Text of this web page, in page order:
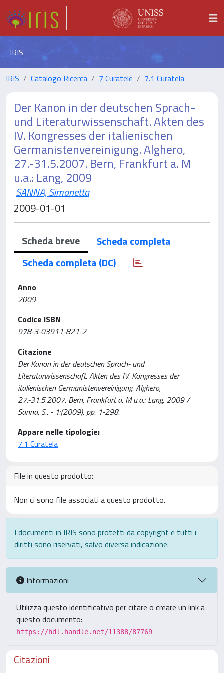
IRIS
IRIS Catalogo Ricerca 7 Curatele 7.1 Curatela
Der Kanon in der deutschen Sprach-
und Literaturwissenschaft. Akten des
IV. Kongresses der italienischen
Germanistenvereinigung. Alghero,
27.-31.5.2007. Bern, Frankfurt a. M
u.a.: Lang, 2009
SANNA, Simonetta
2009-01-01
Scheda breve
Scheda completa
Scheda completa (DC)
Anno
2009
Codice ISBN
978-3-03911-821-2
Citazione
Der Kanon in der deutschen Sprach- und
Literaturwissenschaft. Akten des IV. Kongresses der
italienischen Germanistenvereinigung. Alghero,
27.-31.5.2007. Bern, Frankfurt a. M u.a.: Lang, 2009 /
Sanna, S.. - 1:(2009), pp. 1-298.
Appare nelle tipologie:
7.1 Curatela
File in questo prodotto:
Non ci sono file associati a questo prodotto.
I documenti in IRIS sono protetti da copyright e tutti i
diritti sono riservati, salvo diversa indicazione.
Informazioni
Utilizza questo identificativo per citare o creare un link a
questo documento:
https://hdl.handle.net/11388/87769
Citazioni